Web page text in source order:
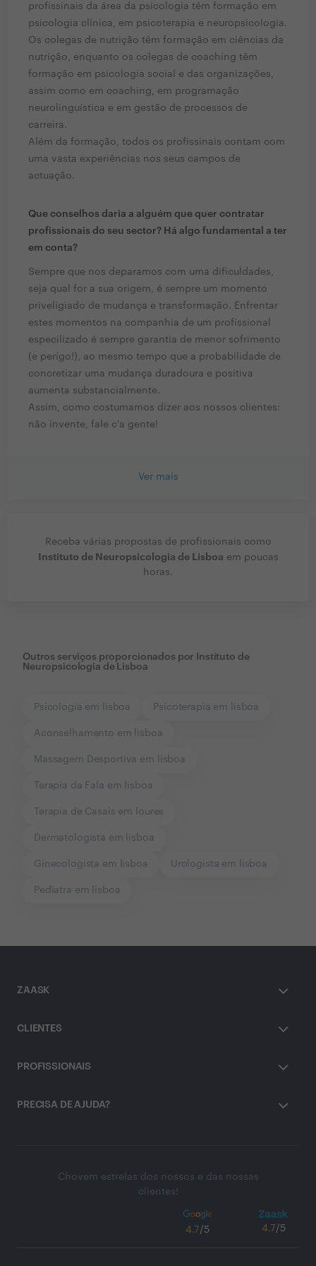
profissinais da área da psicologia têm formação em
psicologia clínica, em psicoterapia e neuropsicologia.
Os colegas de nutrição têm formação em ciências da
nutrição, enquanto os colegas de coaching têm
formação em psicologia social e das organizações,
assim como em coaching, em programação
neurolinguística e em gestão de processos de
carreira.
Além da formação, todos os profissinais contam com
uma vasta experiências nos seus campos de
actuação.
Que conselhos daria a alguém que quer contratar
profissionais do seu sector? Há algo fundamental a ter
em conta?
Sempre que nos deparamos com uma dificuldades,
seja qual for a sua origem, é sempre um momento
priveligiado de mudança e transformação. Enfrentar
estes momentos na companhia de um profissional
especilizado é sempre garantia de menor sofrimento
(e perígo!), ao mesmo tempo que a probabilidade de
concretizar uma mudança duradoura e positiva
aumenta substancialmente.
Assim, como costumamos dizer aos nossos clientes:
não invente, fale c'a gente!
Ver mais
Receba várias propostas de profissionais como
Instituto de Neuropsicologia de Lisboa em poucas
horas.
Outros serviços proporcionados por
Instituto de
Neuropsicologia de Lisboa
Psicologia em lisboa Psicoterapia em lisboa
Aconselhamento em lisboa
Massagem Desportiva em lisboa
Terapia da Fala em lisboa
Terapia de Casais em loures
Dermatologista em lisboa
Ginecologista em lisboa Urologista em lisboa
Pediatra em lisboa
ZAASK
CLIENTES
PROFISSIONAIS
PRECISA DE AJUDA?
Chovem estrelas dos nossos e das nossas
clientes!
4.7/5 4.7/5